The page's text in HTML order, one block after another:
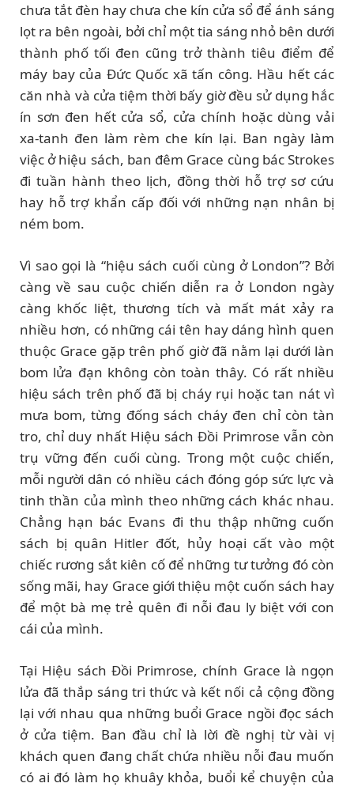
chưa tắt đèn hay chưa che kín cửa sổ để ánh sáng
lọt ra bên ngoài, bởi chỉ một tia sáng nhỏ bên dưới
thành phố tối đen cũng trở thành tiêu điểm để
máy bay của Đức Quốc xã tấn công. Hầu hết các
căn nhà và cửa tiệm thời bấy giờ đều sử dụng hắc
ín sơn đen hết cửa sổ, cửa chính hoặc dùng vải
xa-tanh đen làm rèm che kín lại. Ban ngày làm
việc ở hiệu sách, ban đêm Grace cùng bác Strokes
đi tuần hành theo lịch, đồng thời hỗ trợ sơ cứu
hay hỗ trợ khẩn cấp đối với những nạn nhân bị
ném bom.
Vì sao gọi là “hiệu sách cuối cùng ở London”? Bởi
càng về sau cuộc chiến diễn ra ở London ngày
càng khốc liệt, thương tích và mất mát xảy ra
nhiều hơn, có những cái tên hay dáng hình quen
thuộc Grace gặp trên phố giờ đã nằm lại dưới làn
bom lửa đạn không còn toàn thây. Có rất nhiều
hiệu sách trên phố đã bị cháy rụi hoặc tan nát vì
mưa bom, từng đống sách cháy đen chỉ còn tàn
tro, chỉ duy nhất Hiệu sách Đồi Primrose vẫn còn
trụ vững đến cuối cùng. Trong một cuộc chiến,
mỗi người dân có nhiều cách đóng góp sức lực và
tinh thần của mình theo những cách khác nhau.
Chẳng hạn bác Evans đi thu thập những cuốn
sách bị quân Hitler đốt, hủy hoại cất vào một
chiếc rương sắt kiên cố để những tư tưởng đó còn
sống mãi, hay Grace giới thiệu một cuốn sách hay
để một bà mẹ trẻ quên đi nỗi đau ly biệt với con
cái của mình.
Tại Hiệu sách Đồi Primrose, chính Grace là ngọn
lửa đã thắp sáng tri thức và kết nối cả cộng đồng
lại với nhau qua những buổi Grace ngồi đọc sách
ở cửa tiệm. Ban đầu chỉ là lời đề nghị từ vài vị
khách quen đang chất chứa nhiều nỗi đau muốn
có ai đó làm họ khuây khỏa, buổi kể chuyện của